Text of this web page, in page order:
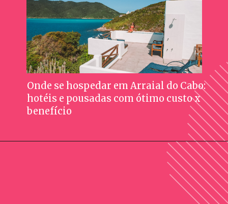
Onde se hospedar em Arraial do Cabo:
hotéis e pousadas com ótimo custo x
benefício